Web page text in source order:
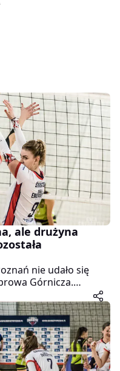
ale drużyna
nie udało się
Górnicza.
ale poznanianki